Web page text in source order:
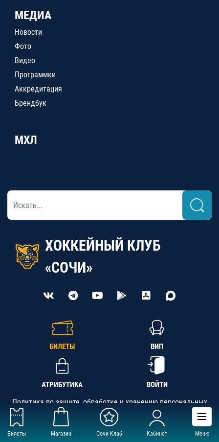
Билеты Магазин Сочи Клаб Кабинет Меню
МЕДИА
Новости
Фото
Видео
Программки
Аккредитация
Брендбук
МХЛ
ХОККЕЙНЫЙ КЛУБ
«СОЧИ»
БИЛЕТЫ ВИП
АТРИБУТИКА ВОЙТИ
Политика по защите, обработке и хранению персональных
данных
АНО «СК «Кубань-Регион», ОГРН 1142300002349,